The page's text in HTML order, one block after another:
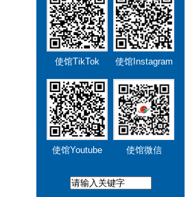
使馆TikTok 使馆Instagram
使馆Youtube 使馆微信